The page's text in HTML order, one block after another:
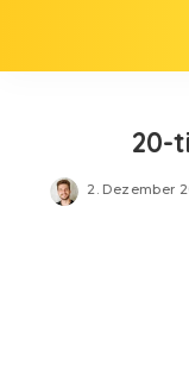
20-
2. Dezember